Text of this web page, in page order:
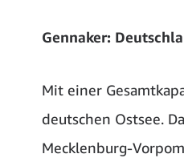
Gennaker:
Mit einer
deutschen Ostsee.
Mecklenburg-